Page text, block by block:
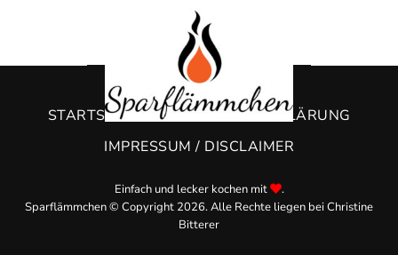
STARTSEITE
DATENSCHUTZERKLÄRUNG
IMPRESSUM / DISCLAIMER
Einfach und lecker kochen mit
.
Sparflämmchen © Copyright 2026. Alle Rechte liegen bei Christine
Bitterer